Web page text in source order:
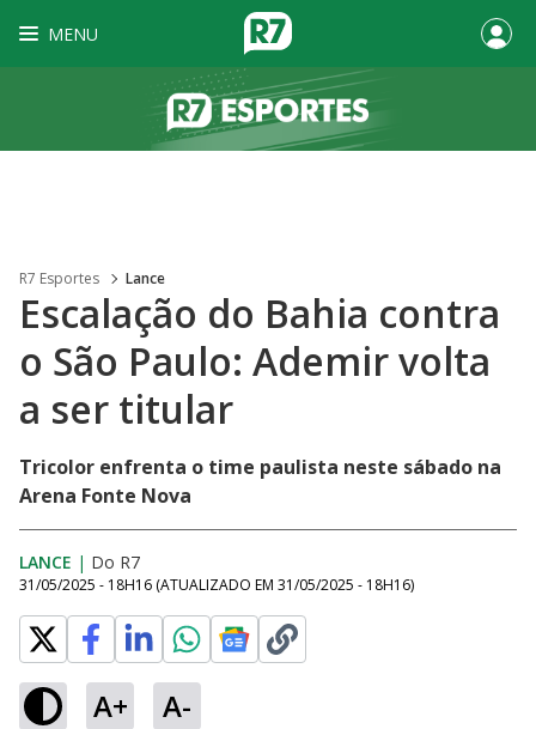
MENU
R7 Esportes Lance
Escalação do Bahia contra
o São Paulo: Ademir volta
a ser titular
Tricolor enfrenta o time paulista neste sábado na
Arena Fonte Nova
LANCE | Do R7
31/05/2025 - 18H16 (ATUALIZADO EM 31/05/2025 - 18H16)
A+ A-